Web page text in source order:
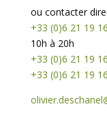
ou contacter
+33 (0)6 21 19
10h à 20h
+33 (0)6 21 19
+33 (0)6 21 19